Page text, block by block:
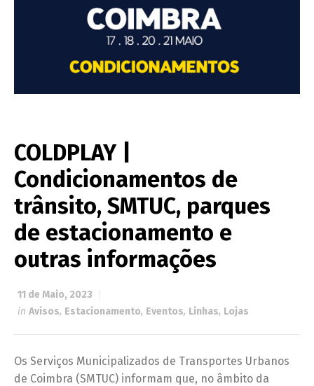
COLDPLAY |
Condicionamentos de
trânsito, SMTUC, parques
de estacionamento e
outras informações
11 de Maio, 2023
in Avisos, Estacionamento, Eventos, Linhas, Lojas
Os Serviços Municipalizados de Transportes Urbanos
de Coimbra (SMTUC) informam que, no âmbito da